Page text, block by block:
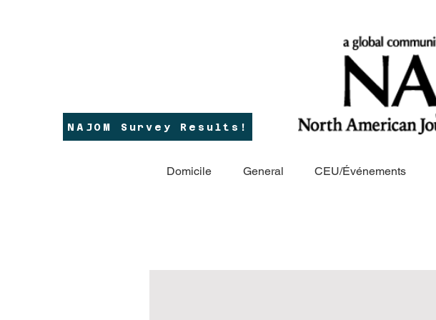
NAJOM Survey Results!
Domicile General CEU/Événements